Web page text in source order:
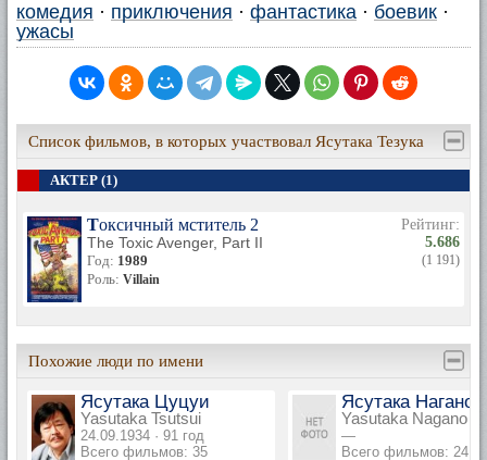
комедия · приключения · фантастика · боевик ·
ужасы
Список фильмов, в которых участвовал Ясутака Тезука
АКТЕР (1)
Токсичный мститель 2
The Toxic Avenger, Part II
Год: 1989
Роль: Villain
Рейтинг:
5.686
(1 191)
Похожие люди по имени
Ясутака Цуцуи
Yasutaka Tsutsui
24.09.1934 · 91 год
Всего фильмов: 35
Ясутака Нагано
Yasutaka Nagano
—
Всего фильмов: 24